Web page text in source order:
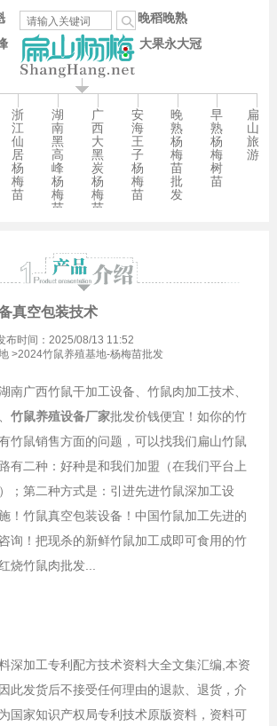
晚稻晚熟
大果永大冠
浙
江
仙
居
杨
梅
苗
湖
南
黑
高
峰
杨
梅
苗
广
西
大
黑
炭
杨
梅
苗
安
海
王
子
杨
梅
苗
晚
熟
杨
梅
苗
批
发
早
熟
杨
梅
树
苗
扁
山
旅
游
真空包装技术
布时间：2025/08/13 11:52
>2024竹鼠养殖基地-杨梅苗批发
南广西竹鼠干加工设备、竹鼠肉加工技术、
竹鼠养殖设备厂家批发价钱便宜！如你的竹
竹鼠销售方面的问题，可以找我们扁山竹鼠
有二种：好种是和我们加盟（在我们平台上
；第二种方式是：引进先进竹鼠深加工设
！竹鼠真空包装设备！中国竹鼠加工先进的
询！把现杀的新鲜竹鼠加工成即可食用的竹
烧竹鼠肉批发...
深加工专利配方技术资料大全文集汇编,本资
此发货后不接受任何理由的退款、退货，介
国家知识产权局专利技术原版资料，资料可